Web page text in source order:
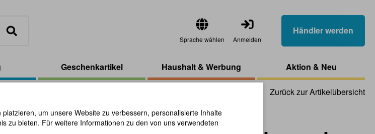
Sprache wählen Anmelden
Händler werden
Geschenkartikel Haushalt & Werbung Aktion & Neu
Zurück zur Artikelübersicht
um unsere Website zu verbessern, personalisierte Inhalte
zu bieten. Für weitere Informationen zu den von uns verwendeten